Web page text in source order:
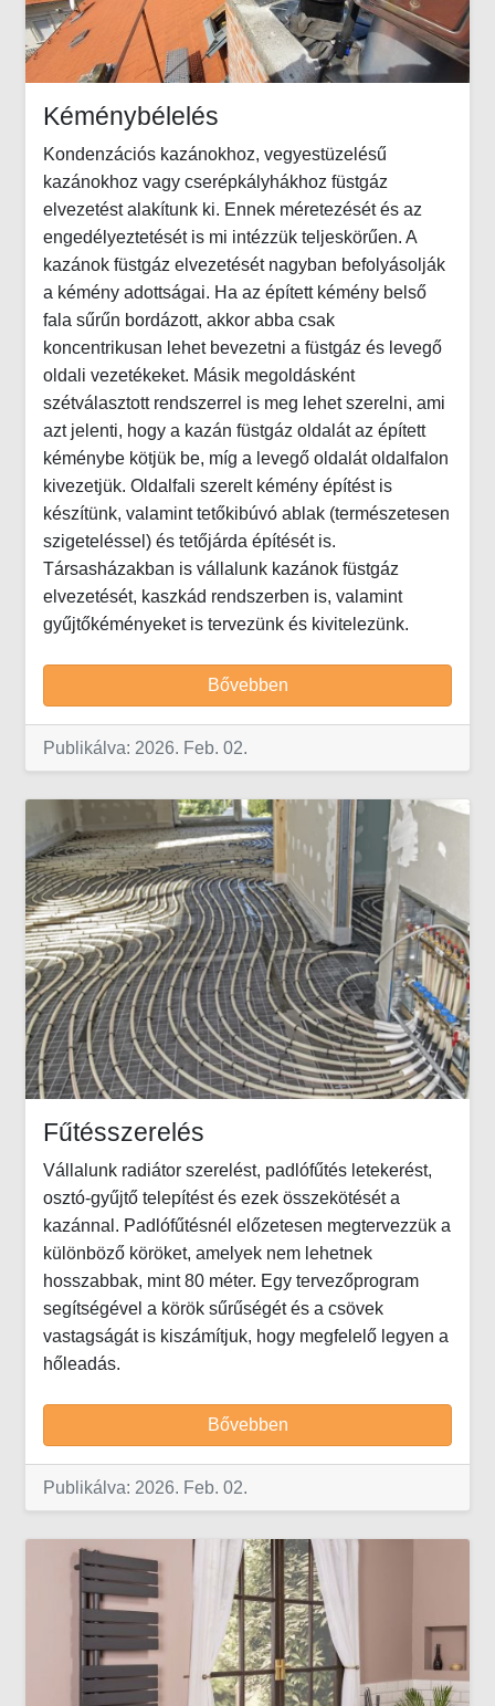
Kéménybélelés
Kondenzációs kazánokhoz, vegyestüzelésű
kazánokhoz vagy cserépkályhákhoz füstgáz
elvezetést alakítunk ki. Ennek méretezését és az
engedélyeztetését is mi intézzük teljeskörűen. A
kazánok füstgáz elvezetését nagyban befolyásolják
a kémény adottságai. Ha az épített kémény belső
fala sűrűn bordázott, akkor abba csak
koncentrikusan lehet bevezetni a füstgáz és levegő
oldali vezetékeket. Másik megoldásként
szétválasztott rendszerrel is meg lehet szerelni, ami
azt jelenti, hogy a kazán füstgáz oldalát az épített
kéménybe kötjük be, míg a levegő oldalát oldalfalon
kivezetjük. Oldalfali szerelt kémény építést is
készítünk, valamint tetőkibúvó ablak (természetesen
szigeteléssel) és tetőjárda építését is.
Társasházakban is vállalunk kazánok füstgáz
elvezetését, kaszkád rendszerben is, valamint
gyűjtőkéményeket is tervezünk és kivitelezünk.
Bővebben
Publikálva: 2026. Feb. 02.
Fűtésszerelés
Vállalunk radiátor szerelést, padlófűtés letekerést,
osztó-gyűjtő telepítést és ezek összekötését a
kazánnal. Padlófűtésnél előzetesen megtervezzük a
különböző köröket, amelyek nem lehetnek
hosszabbak, mint 80 méter. Egy tervezőprogram
segítségével a körök sűrűségét és a csövek
vastagságát is kiszámítjuk, hogy megfelelő legyen a
hőleadás.
Bővebben
Publikálva: 2026. Feb. 02.